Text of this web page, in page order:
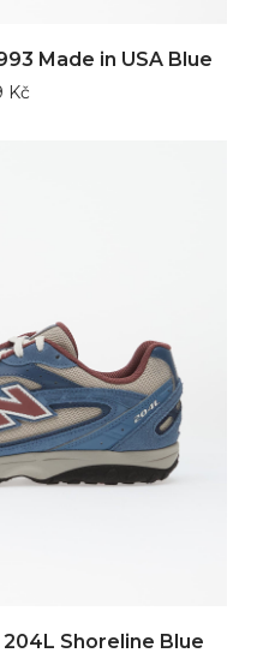
Made in USA Blue
Kč
Shoreline Blue